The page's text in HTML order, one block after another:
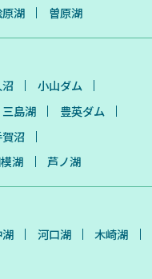
湖 曽原湖
小山ダム
三島湖
豊英ダム
沼
湖 芦ノ湖
河口湖
木崎湖